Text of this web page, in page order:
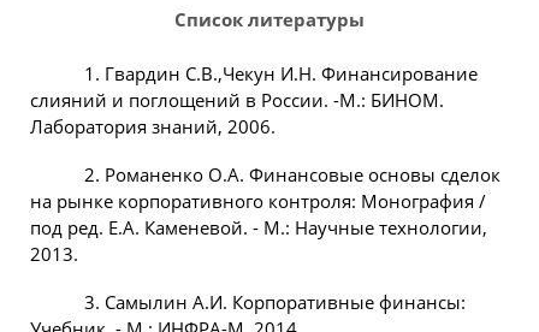
Список литературы
1. Гвардин С.В.,Чекун И.Н. Финансирование
слияний и поглощений в России. -М.: БИНОМ.
Лаборатория знаний, 2006.
2. Романенко О.А. Финансовые основы сделок
на рынке корпоративного контроля: Монография /
под ред. Е.А. Каменевой. - М.: Научные технологии,
2013.
3. Самылин А.И. Корпоративные финансы: